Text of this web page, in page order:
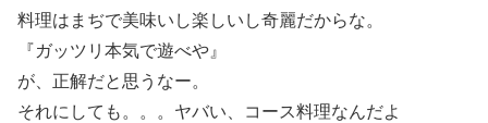
料理はまぢで美味いし楽しいし奇麗だからな。
『ガッツリ本気で遊べや』
が、正解だと思うなー。
それにしても。。。ヤバい、コース料理なんだよ